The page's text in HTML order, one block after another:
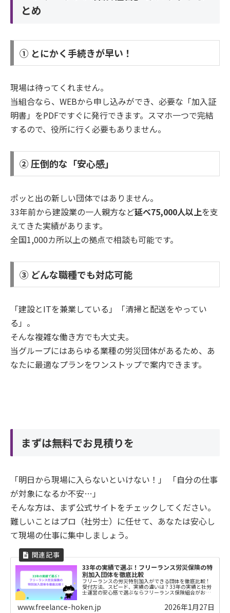
とめ
① とにかく手続きが早い！
現場は待ってくれません。
当組合なら、WEBから申し込みができ、必要な「加入証
明書」をPDFですぐに発行できます。スマホ一つで完結
するので、役所に行く必要もありません。
② 圧倒的な「安心感」
ポッと出の新しい団体ではありません。
33年前から建設業の一人親方など延べ75,000人以上を支
えてきた実績があります。
全国1,000カ所以上の拠点で相談も可能です。
③ どんな職種でも対応可能
「建設とITを兼業している」「清掃と配送をやってい
る」。
そんな複雑な働き方でも大丈夫。
当グループにはあらゆる業種の労災団体があるため、あ
なたに最適なプランをワンストップで案内できます。
まずは無料でお見積りを
「明日から現場に入らないといけない！」 「自分の仕事
が対象になるか不安…」
そんな方は、まず公式サイトをチェックしてください。
難しいことはプロ（社労士）に任せて、あなたは安心し
て現場の仕事に集中しましょう。
33年の実績で選ぶ！フリーランス労災保険の特
別加入団体を徹底比較
フリーランスの労災特別加入ができる団体を徹底比較！
受付方法、スピード、実績の違いは？33年の実績と社労
士運営の安心感で選ぶならフリーランス保険組合がおす
www.freelance-hoken.jp 2026年1月27日